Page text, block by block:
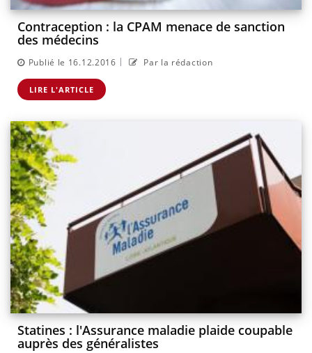
Contraception : la CPAM menace de sanction
des médecins
Publié le 16.12.2016 | Par la rédaction
LIRE L'ARTICLE
Statines : l'Assurance maladie plaide coupable
auprès des généralistes